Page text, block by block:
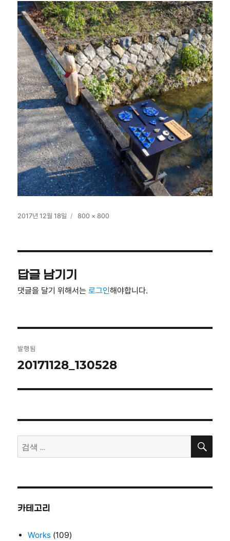
작
2017년 12월 18일
전
800 × 800
답글 남기기
댓글을 달기 위해서는로그인해야합니다.
탐
발행됨
20171128_130528
검
색:
검
카테고리
Works (109)